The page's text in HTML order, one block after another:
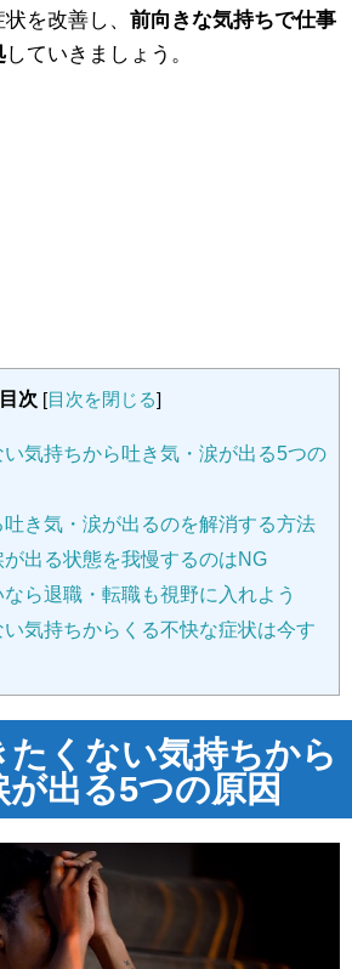
を改善し、 前向きな気持ちで仕事
していきましょう。
目次 [目次を閉じる]
気持ちから吐き気・涙が出る5つの
き気・涙が出るのを解消する方法
出る状態を我慢するのはNG
ら退職・転職も視野に入れよう
気持ちからくる不快な症状は今す
たくない気持ちから
出る5つの原因